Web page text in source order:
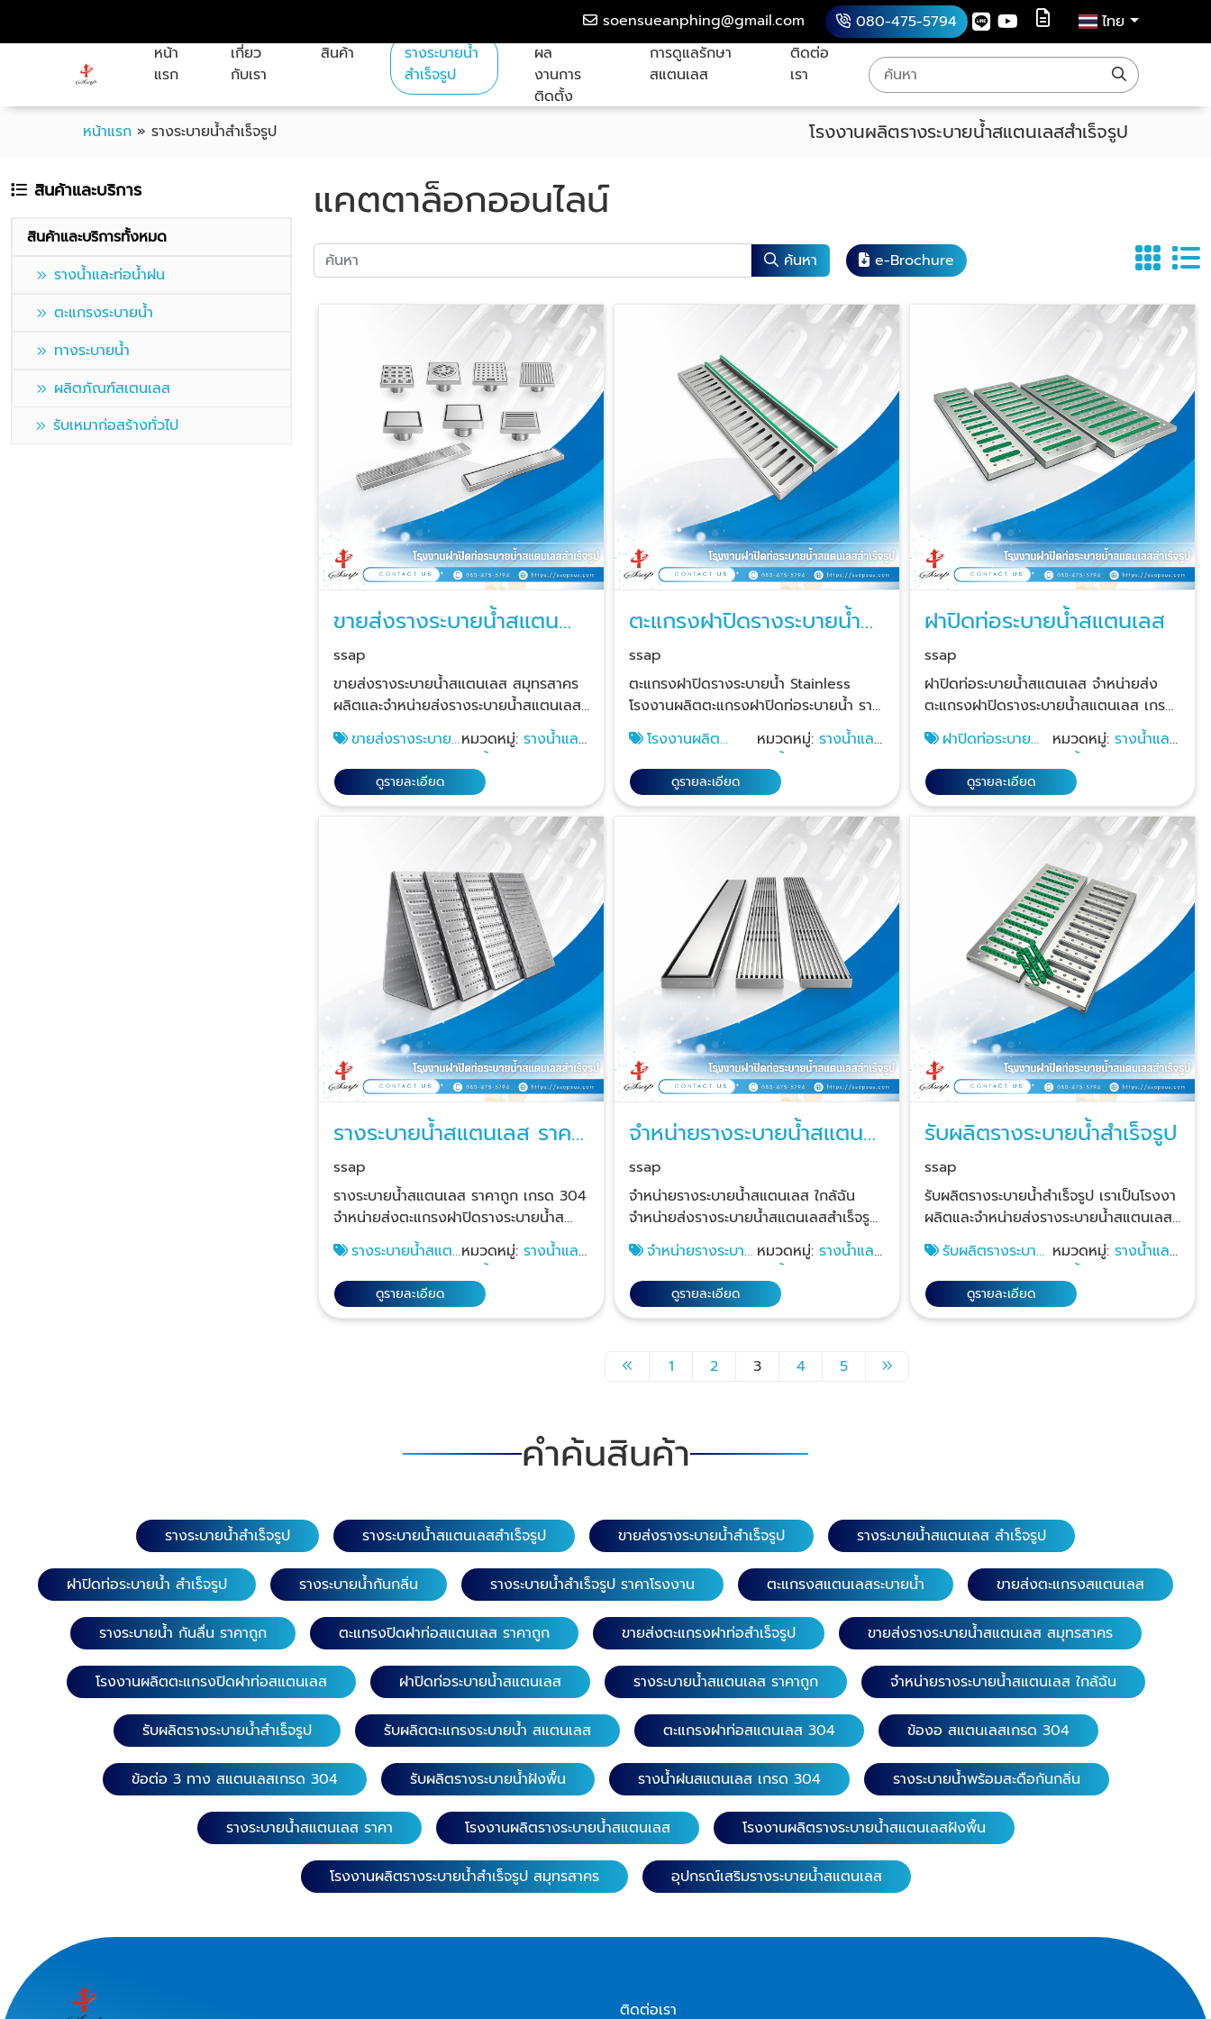
soensueanphing@gmail.com 080-475-5794
ไทย
หน้า
แรก
เกี่ยว
กับเรา
สินค้า
รางระบายน้ำ
สำเร็จรูป
ผล
งานการ
ติดตั้ง
การดูแลรักษา
สแตนเลส
ติดต่อ
เรา
หน้าแรก » รางระบายน้ำสำเร็จรูป โรงงานผลิตรางระบายน้ำสแตนเลสสำเร็จรูป
สินค้าและบริการ
สินค้าและบริการทั้งหมด
รางน้ำและท่อน้ำฝน
ตะแกรงระบายน้ำ
ทางระบายน้ำ
ผลิตภัณฑ์สเตนเลส
รับเหมาก่อสร้างทั่วไป
แคตตาล็อกออนไลน์
ค้นหา e-Brochure
ขายส่งรางระบายน้ำสแตน
เลส สมุทรสาคร
ssap
ขายส่งรางระบายน้ำสแตนเลส สมุทรสาคร
ผลิตและจำหน่ายส่งรางระบายน้ำสแตนเลส
สำเร็จรูปและตะแกรงฝาปิดรางระบายน้ำส
แตนเลส ราคาส่ง ให้กับผู้รับเหมาก่อสร้าง
สถาปนิกออกแบบอาคารและโรงงาน และ
จำหน่ายส่งให้กับธุรกิจรับทำครัวสแตนเลส
ทั่วประเทศ ทางเรามีทีมเซลล์คอยให้คำ
ปรึกษาก่อนสั่งซื้อหรือสั่งผลิต บริการนำ
สินค้าไปให้ลูกค้าเลือกพร้อมดูหน้างานเพื่อ
ประเมินราคา หากลูกค้าต้องการรางระบาย
น้ำขนาดพิเศษสามารถสั่งผลิตตามแบบที่
ต้องการได้ มีสต็อกสินค้าพร้อมจัดส่งทันที
ทั่วประเทศ แคตตาล็อคสินค้า 1. ตะแกรง
ฝาท่อสแตนเลส (ลายนูนกลมกันลื่น) เก
รดสแตนเลส 304 หนา 1.5 มิล. ความยาว
116 ซม. หน้ากว้าง 15, 20 และ 25 ซม.
ความยาว 58 ซม. หน้ากว้าง 15, 20, 25,
30 และ 35 ซม. เกรดสแตนเลส 304 หนา
3.0 มิล. เสริมคานด้านล่าง 4 จุด ความยาว
116 ซม. หน้ากว้าง 20 และ 25 ซม. เกรดส
แตนเลส 201 หนา 1.5 มิล. ความยาว 58
ซม. หน้ากว้าง 20 และ 25 ซม. 2.
ตะแกรงฝาท่อสแตนเลส (ลายนูนกลมคู่กัน
ลื่น) เกรดสแตนเลส 304 หนา 1.5 มิล.
ความยาว 116ซม. หน้ากว้าง 20 และ 25
ซม. 3. ตะแกรงฝาท่อสแตนเลส (ลายนูน
กลมกันลื่นแถบเขียว) เกรดสแตนเลส
กว้าง 15 และ 20 ซม. ความยาว 58 ซม.
หน้ากว้าง 15, 20, 25, 30 ซม. เกรดสแตน
ยาว 58 ซม. หน้ากว้าง 15 และ 20 ซม. 5.
ตะแกรงฝาท่อสแตนเลส (ลายแคปซูลคู่)
หน้ากว้าง 15 และ 20 ซม. ​ 6. ตะแกรง
ฝาท่อสแตนเลส (ลายรูกลม) เกรดสแตน
เลส 304 หนา 1.5 มิล. ความยาว 116 ซม.
หน้ากว้าง 10 ซม. ความยาว 58 ซม. หน้า
กว้าง 10 ซม. ​ 7. ตะแกรงฝาท่อสแตนเลส
(ลายแคปซูลยาว) เกรดสแตนเลส 304
10 ซม. ความยาว 58 ซม. หน้ากว้าง 10
ซม. ​​ 8. ตะแกรงฝาท่อสแตนเลส (ลาย
แคปซูลหน้าเรียบ) เกรดสแตนเลส 304
หนา 1.5 มิล.
กว้าง 10 ซม. ความยาว 58 ซม. หน้ากว้าง
10 ซม. 9. รางระบายน้ำ (สำเร็จรูป) เก
116 ซม. หน้ากว้าง 15, 20, 25 และ 30 ซม.
ขายส่งรางระบาย
สมุทรสาคร
หมวดหมู่: รางน้ำและ
ท่อน้ำฝน
ดูรายละเอียด
ตะแกรงฝาปิดรางระบายน้ำ
Stainless
ssap
ตะแกรงฝาปิดรางระบายน้ำ Stainless
โรงงานผลิตตะแกรงฝาปิดท่อระบายน้ำ ราง
ระบายน้ำ stainless ราคาปลีก - ส่ง ยินดี
ให้คำปรึกษาจากผู้เชี่ยวชาญ มีหลายแบบ
หลายขนาดให้เลือก มีสต็อกสินค้าพร้อมจัด
ส่ง ปรึกษาฟรี! ออกแบบสวย โมเดิร์นทัน
สมัย ฝาตะแกรงสแตนเลสปั๊มลายนูนกันลื่น
และแบบมีแถบยางสีเขียวกันลื่น ใช้ได้อย่าง
ปลอดภัยไม่ลื่นล้มเหยียบสัมผัสสบายไม่บาด
คม มีรูระบายน้ำได้สะดวก ขนาดพอดี ขนาด
ฝาตะแกรงสแตนเลสลงตัวกับรางระบายน้ำ
สแตนเลสฟอร์มสวยงามเข้ารูป เข้ามุมได้
แนบเรียบสนิทปิดแล้วฝาไม่กระดกให้รำคาญ
ขอบฝาฟิตปิดสนิทพอดีไม่คับแต่ไม่หลวม
ติดตั้งง่าย โดยไม่ต้องเชื่อมอาร์ครางระบาย
น้ำสแตนเลสครบเช่น รางน้ำแยก 3 ทาง
รางน้ำแยก 4 ทาง ข้องอเข้ามุม 90° รางระ
บายน้ำสแตนเลสพื้นรางเรียบ รางระบายน้ำ
สแตนเลสมีรูระบายและสะดือกันกลิ่น และ
แผ่นปิดข้าง ใช้ทนคุ้มๆ ผลิตจากสแตนเลส
แท้เกรด SUS 304 / SUS 201 ไม่เป็นสนิม
ตลอดชีพ ทนการกัดกร่อนของน้ำยาล้าง
ห้องน้ำ ล้างทำความสะอาดง่ายไม่เก็บกลิ่น
แข็งแรงดี เนื้อสแตนเลสหนา 1.5 มม.และ
3.0 มม.มีความแข็งแรงรองรับน้ำหนักแรง
กดทับได้ไม่บิดงอ ราคาถูก ลงทุนเบาๆ
ราคาจับต้องได้สบายๆ ไม่แพง
โรงงานผลิต
แตนเลส
หมวดหมู่: รางน้ำและ
ท่อน้ำฝน
ดูรายละเอียด
ฝาปิดท่อระบายน้ำสแตนเลส
ssap
ฝาปิดท่อระบายน้ำสแตนเลส จำหน่ายส่ง
ตะแกรงฝาปิดรางระบายน้ำสแตนเลส เกรด
304 ราคาส่ง ทุกแบบปั๊มลายนูนกันลื่น
หลายลาย มีความสวยงาม มีรูระบายน้ำได้ดี
มีความแข็งแรง ป้องกันหนู สัตว์เลื้อย
คลานและแมลงขึ้นมาจากท่อและรางระบาย
น้ำทิ้งได้ ตะแกรงฝาปิดรางระบายน้ำสแตน
บายน้ำสแตนเลสสำเร็จรูป เกรด 304 ราคา
รูปมาอย่างดี แข็งแรง มีขนาดให้ลูกค้าเลือก
ตามความต้องการ มีการออกแบบหน้า
แปลนสำหรับขันน้อตต่อกัน โดยที่ไม่ต้อง
เสียเวลาเชื่อม รางระบายน้ำสแตนเลสแบบ
ระบายน้ำพร้อมสะดือกันกลิ่น
ฝาปิดท่อระบายน้ำ
หมวดหมู่: รางน้ำและ
ท่อน้ำฝน
ดูรายละเอียด
รางระบายน้ำสแตนเลส ราคา
ถูก
ssap
รางระบายน้ำสแตนเลส ราคาถูก เกรด 304
จำหน่ายส่งตะแกรงฝาปิดรางระบายน้ำส
แตนเลส เกรด 304 ราคาส่ง ทุกแบบปั๊ม
ลายนูนกันลื่น หลายลาย มีความสวยงาม มี
รูระบายน้ำได้ดี มีความแข็งแรง ป้องกันหนู
สัตว์เลื้อยคลานและแมลงขึ้นมาจากท่อและ
รางระบายน้ำทิ้งได้ ตะแกรงฝาปิดรางระบาย
สำเร็จรูปมีการขึ้นรูปมาอย่างดี แข็งแรง มี
ขนาดให้ลูกค้าเลือกตามความต้องการ มี
น้ำสแตนเลสแบบพื้นรางเรียบ รางระบายน้ำ
สแตนเลสแบบมีรูระบายน้ำพร้อมสะดือกัน
กลิ่น
รางระบายน้ำสแตนหมวดหมู่: รางน้ำและ
ท่อน้ำฝน
ดูรายละเอียด
จำหน่ายรางระบายน้ำสแตน
เลส ใกล้ฉัน
ssap
จำหน่ายรางระบายน้ำสแตนเลส ใกล้ฉัน
จำหน่ายส่งรางระบายน้ำสแตนเลสสำเร็จรูป
และตะแกรงฝาปิดรางระบายน้ำสแตนเลส
ราคาส่ง ให้กับผู้รับเหมาก่อสร้าง สถาปนิก
ออกแบบอาคารและโรงงาน และจำหน่ายส่ง
ให้กับธุรกิจรับทำครัวสแตนเลสทั่วประเทศ
ทางเรามีทีมเซลล์คอยให้คำปรึกษาก่อนสั่ง
เลือกพร้อมดูหน้างานเพื่อประเมินราคา หาก
แกรงสแตนเลสและรางระบายน้ำสแตนเลส
แท้ SSAP ดีอย่างไร ออกแบบสวย โมเดิร์
อย่างปลอดภัยไม่ลื่นล้มเหยียบสัมผัสสบาย
ไม่บาดคม มีรูระบายน้ำได้สะดวก ขนาดพอดี
ขนาดฝาตะแกรงสแตนเลสลงตัวกับรางระ
บายน้ำสแตนเลสฟอร์มสวยงามเข้ารูป เข้า
มุมได้แนบเรียบสนิทปิดแล้วฝาไม่กระดกให้
รำคาญ ขอบฝาฟิตปิดสนิทพอดีไม่คับแต่ไม่
หลวม ติดตั้งง่าย โดยไม่ต้องเชื่อมอาร์
ครางระบายน้ำสแตนเลสครบเช่น รางน้ำ
แยก 3 ทาง รางน้ำแยก 4 ทาง ข้องอเข้า
มุม 90° รางระบายน้ำสแตนเลสพื้นราง
เรียบ รางระบายน้ำสแตนเลสมีรูระบายและ
สะดือกันกลิ่น และ แผ่นปิดข้าง ใช้ทนคุ้มๆ
ผลิตจากสแตนเลสแท้เกรด SUS 304 /
SUS 201 ไม่เป็นสนิมตลอดชีพ ทนการ
กัดกร่อนของน้ำยาล้างห้องน้ำ ล้างทำความ
สะอาดง่ายไม่เก็บกลิ่น แข็งแรงดี เนื้อสแตน
เลสหนา 1.5 มม.และ 3.0 มม.มีความแข็ง
แรงรองรับน้ำหนักแรงกดทับได้ไม่บิดงอ
ไม่แพง
จำหน่ายรางระบาย หมวดหมู่: รางน้ำและ
ท่อน้ำฝน
ดูรายละเอียด
รับผลิตรางระบายน้ำสำเร็จรูป
ssap
รับผลิตรางระบายน้ำสำเร็จรูป เราเป็นโรงงา
ผลิตและจำหน่ายส่งรางระบายน้ำสแตนเลส
สำเร็จรูปและตะแกรงฝาปิดรางระบายน้ำส
แตนเลส ราคาส่ง ให้กับผู้รับเหมาก่อสร้าง
สถาปนิกออกแบบอาคารและโรงงาน และ
จำหน่ายส่งให้กับธุรกิจรับทำครัวสแตนเลส
ทั่วประเทศ ทางเรามีทีมเซลล์คอยให้คำ
25 ซม. ความยาว 58 ซม. หน้ากว้าง 15,
20, 25, 30 และ 35 ซม. เกรดสแตนเลส
304 หนา 3.0 มิล. เสริมคานด้านล่าง 4 จุด
ความยาว 116 ซม. หน้ากว้าง 20 และ 25
ซม. เกรดสแตนเลส 201 หนา 1.5 มิล.
ความยาว 58 ซม. หน้ากว้าง 20 และ 25
ซม. 2. ตะแกรงฝาท่อสแตนเลส (ลายนูน
กลมคู่กันลื่น) เกรดสแตนเลส 304 หนา
1.5 มิล. ความยาว 116ซม. หน้ากว้าง 20
และ 25 ซม. 3. ตะแกรงฝาท่อสแตนเลส
(ลายนูนกลมกันลื่นแถบเขียว) เกรดสแตน
เลส 304 หนา 1.5 มิล. ความยาว 116 ซม.
หน้ากว้าง 15 และ 20 ซม. ความยาว 58
ซม. หน้ากว้าง 15, 20, 25, 30 ซม. เกรดส
แตนเลส 201 หนา 1.5 มิล. ความยาว 58
ซม. หน้ากว้าง 15, 20 และ 30 ซม. 4.
ยาว 58 ซม. หน้ากว้าง 15 และ 20 ซม. 5.
ตะแกรงฝาท่อสแตนเลส (ลายแคปซูลคู่)
รับผลิตรางระบาย หมวดหมู่: รางน้ำและ
ท่อน้ำฝน
ดูรายละเอียด
1 2 3 4 5
คำค้นสินค้า
รางระบายน้ำสำเร็จรูป รางระบายน้ำสแตนเลสสำเร็จรูป ขายส่งรางระบายน้ำสำเร็จรูป รางระบายน้ำสแตนเลส สำเร็จรูป
ฝาปิดท่อระบายน้ำ สำเร็จรูป รางระบายน้ำกันกลิ่น รางระบายน้ำสำเร็จรูป ราคาโรงงาน ตะแกรงสแตนเลสระบายน้ำ ขายส่งตะแกรงสแตนเลส
รางระบายน้ำ กันลื่น ราคาถูก ตะแกรงปิดฝาท่อสแตนเลส ราคาถูก ขายส่งตะแกรงฝาท่อสำเร็จรูป ขายส่งรางระบายน้ำสแตนเลส สมุทรสาคร
โรงงานผลิตตะแกรงปิดฝาท่อสแตนเลส ฝาปิดท่อระบายน้ำสแตนเลส รางระบายน้ำสแตนเลส ราคาถูก จำหน่ายรางระบายน้ำสแตนเลส ใกล้ฉัน
รับผลิตรางระบายน้ำสำเร็จรูป รับผลิตตะแกรงระบายน้ำ สแตนเลส ตะแกรงฝาท่อสแตนเลส 304 ข้องอ สแตนเลสเกรด 304
ข้อต่อ 3 ทาง สแตนเลสเกรด 304 รับผลิตรางระบายน้ำฝังพื้น รางน้ำฝนสแตนเลส เกรด 304 รางระบายน้ำพร้อมสะดือกันกลิ่น
รางระบายน้ำสแตนเลส ราคา โรงงานผลิตรางระบายน้ำสแตนเลส โรงงานผลิตรางระบายน้ำสแตนเลสฝังพื้น
โรงงานผลิตรางระบายน้ำสำเร็จรูป สมุทรสาคร อุปกรณ์เสริมรางระบายน้ำสแตนเลส
ติดต่อเรา